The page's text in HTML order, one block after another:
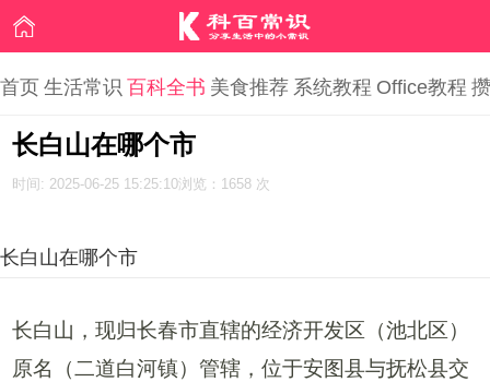
首页 生活常识 百科全书 美食推荐 系统教程 Office教程
长白山在哪个市
时间: 2025-06-25 15:25:10浏览：1658 次
长白山在哪个市
长白山，现归长春市直辖的经济开发区（池北区）
原名（二道白河镇）管辖，位于安图县与抚松县交